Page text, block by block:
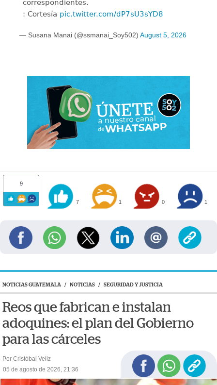
correspondientes.
: Cortesía pic.twitter.com/dP7sU3sYD8
— Susana Manai (@ssmanai_Soy502) August 5, 2026
9
7 1 0 1
NOTICIAS GUATEMALA / NOTICIAS / SEGURIDAD Y JUSTICIA
Reos que fabrican e instalan
adoquines: el plan del Gobierno
para las cárceles
Por Cristóbal Veliz
05 de agosto de 2026, 21:36